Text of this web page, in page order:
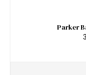
Parker